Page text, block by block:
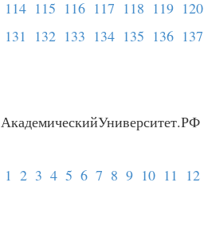
114 115 116 117 118 119 120
131 132 133 134 135 136 137
АкадемическийУниверситет.РФ
1 2 3 4 5 6 7 8 9 10 11 12